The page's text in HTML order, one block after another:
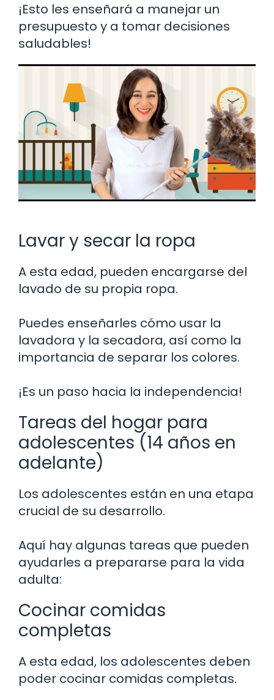
¡Esto les enseñará a manejar un
presupuesto y a tomar decisiones
saludables!
Lavar y secar la ropa
A esta edad, pueden encargarse del
lavado de su propia ropa.
Puedes enseñarles cómo usar la
lavadora y la secadora, así como la
importancia de separar los colores.
¡Es un paso hacia la independencia!
Tareas del hogar para
adolescentes (14 años en
adelante)
Los adolescentes están en una etapa
crucial de su desarrollo.
Aquí hay algunas tareas que pueden
ayudarles a prepararse para la vida
adulta:
Cocinar comidas
completas
A esta edad, los adolescentes deben
poder cocinar comidas completas.